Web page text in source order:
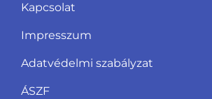
Kapcsolat
Impresszum
Adatvédelmi szabályzat
ÁSZF